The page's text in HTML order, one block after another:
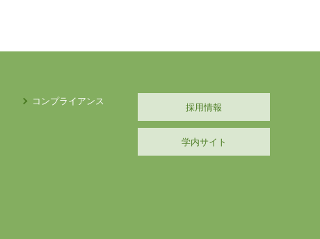
コンプライアンス
採用情報
学内サイト